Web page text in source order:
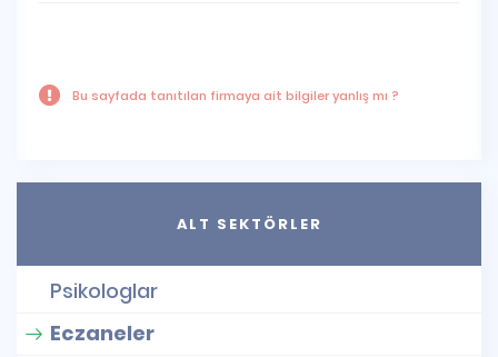
Bu sayfada tanıtılan firmaya ait bilgiler yanlış mı ?
ALT SEKTÖRLER
Psikologlar
Eczaneler